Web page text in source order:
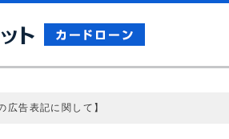
広告表記に関して】